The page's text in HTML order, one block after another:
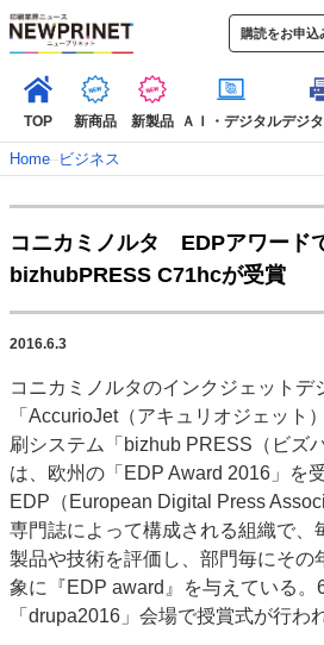
購読をお申込
TOP 新商品 新製品 ＡＩ・デジタルデジ
TOP
特集記事
動画
インタビュー
コレクション
SDGs・地域
ポストプレス ビジネス
市場・統計
人事・移転・異動・訃報
特集記事カテゴリー一覧
2022 見える化・MIS特集
特集・デジタル印刷 アイデアで勝負！ ～多様
JAPAN PACK 2023 特集
中古印刷機・製本
特集・デジタル印刷 ～ 新成長軌道を描く
Home–ビジネス
コニカミノルタ EDPアワード
bizhubPRESS C71hcが受賞
2016.6.3
コニカミノルタのインクジェットデ
「AccurioJet（アキュリオジェット
刷システム「bizhub PRESS（ビズ
は、欧州の「EDP Award 2016」を
EDP（European Digital Press
専門誌によって構成される組織で、
製品や技術を評価し、部門毎にその
象に『EDP award』を与えている。6
「drupa2016」会場で授賞式が行わ